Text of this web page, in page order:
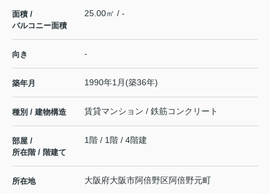
面積 /
バルコニー面積
25.00㎡ / -
向き -
築年月 1990年1月(築36年)
種別 / 建物構造 賃貸マンション / 鉄筋コンクリート
部屋 /
所在階 / 階建て
1階 / 1階 / 4階建
所在地 大阪府大阪市阿倍野区阿倍野元町